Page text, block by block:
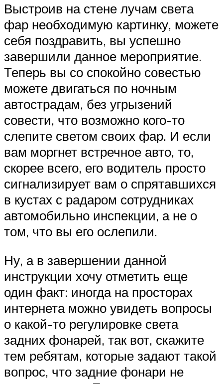
Выстроив на стене лучам света
фар необходимую картинку, можете
себя поздравить, вы успешно
завершили данное мероприятие.
Теперь вы со спокойно совестью
можете двигаться по ночным
автострадам, без угрызений
совести, что возможно кого-то
слепите светом своих фар. И если
вам моргнет встречное авто, то,
скорее всего, его водитель просто
сигнализирует вам о спрятавшихся
в кустах с радаром сотрудниках
автомобильно инспекции, а не о
том, что вы его ослепили.
Ну, а в завершении данной
инструкции хочу отметить еще
один факт: иногда на просторах
интернета можно увидеть вопросы
о какой-то регулировке света
задних фонарей, так вот, скажите
тем ребятам, которые задают такой
вопрос, что задние фонари не